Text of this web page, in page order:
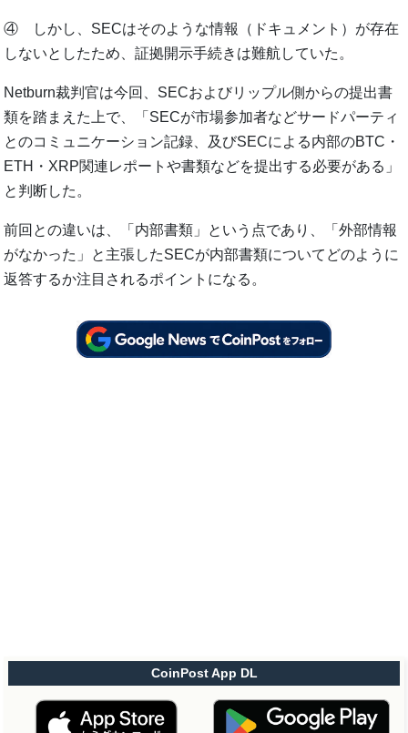
④ しかし、SECはそのような情報（ドキュメント）が存在
しないとしたため、証拠開示手続きは難航していた。
Netburn裁判官は今回、SECおよびリップル側からの提出書
類を踏まえた上で、「SECが市場参加者などサードパーティ
とのコミュニケーション記録、及びSECによる内部のBTC・
ETH・XRP関連レポートや書類などを提出する必要がある」
と判断した。
前回との違いは、「内部書類」という点であり、「外部情報
がなかった」と主張したSECが内部書類についてどのように
返答するか注目されるポイントになる。
CoinPost App DL